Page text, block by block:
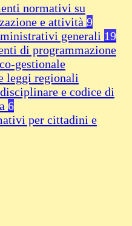
normativi su
e attività 9
generali 19
di programmazione
gestionale
leggi regionali
e codice di
6
per cittadini e